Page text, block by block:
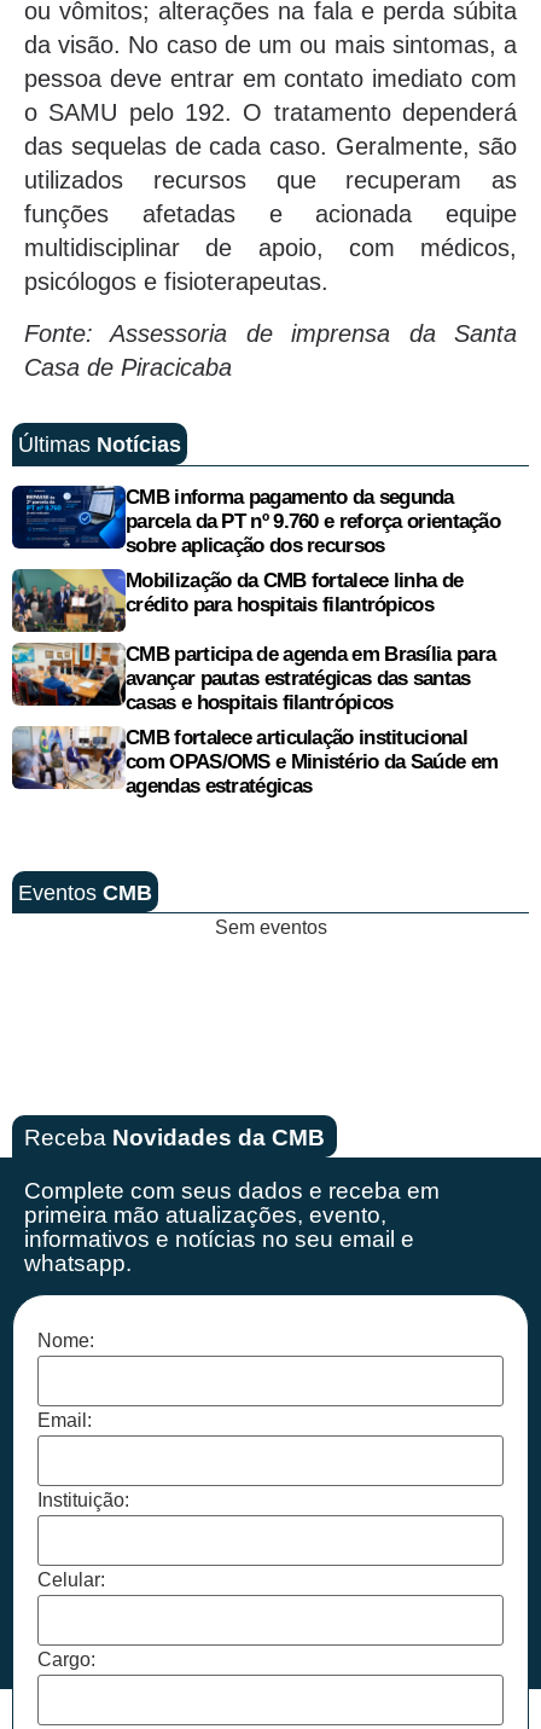
ou vômitos; alterações na fala e perda súbita
da visão. No caso de um ou mais sintomas, a
pessoa deve entrar em contato imediato com
o SAMU pelo 192. O tratamento dependerá
das sequelas de cada caso. Geralmente, são
utilizados recursos que recuperam as
funções afetadas e acionada equipe
multidisciplinar de apoio, com médicos,
psicólogos e fisioterapeutas.
Fonte: Assessoria de imprensa da Santa
Casa de Piracicaba
Últimas Notícias
CMB informa pagamento da segunda
parcela da PT nº 9.760 e reforça orientação
sobre aplicação dos recursos
Mobilização da CMB fortalece linha de
crédito para hospitais filantrópicos
CMB participa de agenda em Brasília para
avançar pautas estratégicas das santas
casas e hospitais filantrópicos
CMB fortalece articulação institucional
com OPAS/OMS e Ministério da Saúde em
agendas estratégicas
Eventos CMB
Sem eventos
Receba Novidades da CMB
Complete com seus dados e receba em
primeira mão atualizações, evento,
informativos e notícias no seu email e
whatsapp.
Nome:
Email:
Instituição:
Celular:
Cargo: